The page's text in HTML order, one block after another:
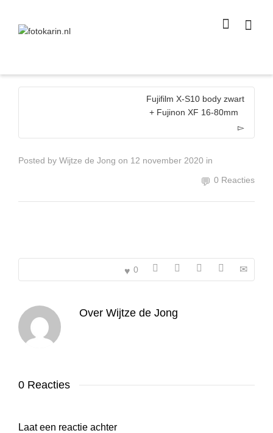
size
Super Search
Fujifilm X-S10 body zwart
+ Fujinon XF 16-80mm
Posted by Wijtze de Jong on 12 november 2020 in
0 Reacties
0
Over Wijtze de Jong
0 Reacties
Laat een reactie achter